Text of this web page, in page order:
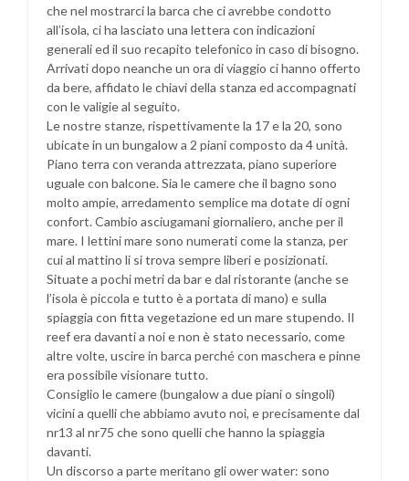
che nel mostrarci la barca che ci avrebbe condotto
all’isola, ci ha lasciato una lettera con indicazioni
generali ed il suo recapito telefonico in caso di bisogno.
Arrivati dopo neanche un ora di viaggio ci hanno offerto
da bere, affidato le chiavi della stanza ed accompagnati
con le valigie al seguito.
Le nostre stanze, rispettivamente la 17 e la 20, sono
ubicate in un bungalow a 2 piani composto da 4 unità.
Piano terra con veranda attrezzata, piano superiore
uguale con balcone. Sia le camere che il bagno sono
molto ampie, arredamento semplice ma dotate di ogni
confort. Cambio asciugamani giornaliero, anche per il
mare. I lettini mare sono numerati come la stanza, per
cui al mattino li si trova sempre liberi e posizionati.
Situate a pochi metri da bar e dal ristorante (anche se
l’isola è piccola e tutto è a portata di mano) e sulla
spiaggia con fitta vegetazione ed un mare stupendo. Il
reef era davanti a noi e non è stato necessario, come
altre volte, uscire in barca perché con maschera e pinne
era possibile visionare tutto.
Consiglio le camere (bungalow a due piani o singoli)
vicini a quelli che abbiamo avuto noi, e precisamente dal
nr13 al nr75 che sono quelli che hanno la spiaggia
davanti.
Un discorso a parte meritano gli ower water: sono